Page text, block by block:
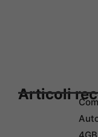
Articoli